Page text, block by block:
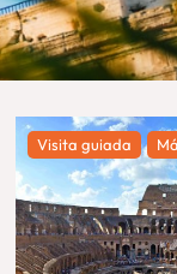
Visita guiada